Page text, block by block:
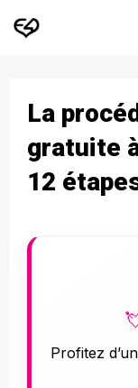
La
gratuite
12
Profitez